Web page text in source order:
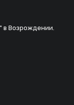
в Возрождении.